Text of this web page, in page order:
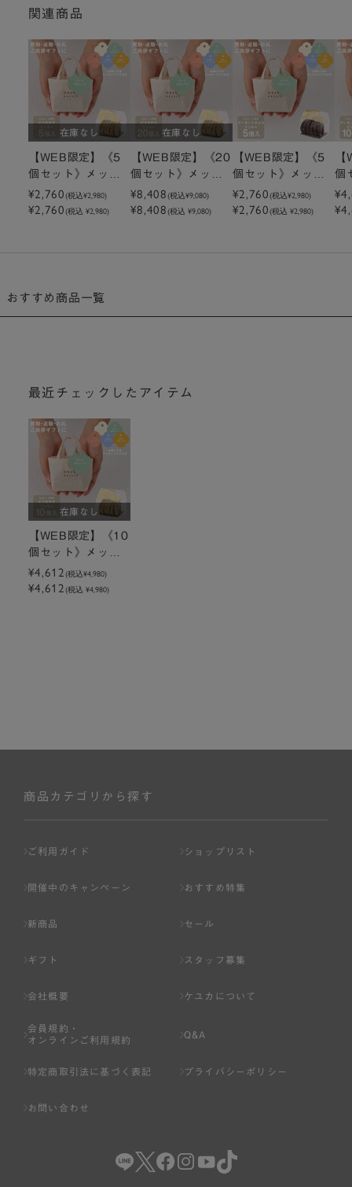
関連商品
在庫なし
【WEB限定】《5
個セット》メッセ
ージ付きミニトー
トクッキーピスタ
¥2,760(税込¥2,980)
¥2,760(税込 ¥2,980)
在庫なし
【WEB限定】《20
個セット》メッセ
ージ付きミニトー
トクッキーピスタ
¥8,408(税込¥9,080)
¥8,408(税込 ¥9,080)
【WEB限定】《5
個セット》メッセ
ージ付きミニトー
トクッキーアーモ
¥2,760(税込¥2,980)
¥2,760(税込 ¥2,980)
個
ー
ト
おすすめ商品一覧
最近チェックしたアイテム
在庫なし
【WEB限定】《10
個セット》メッセ
ージ付きミニトー
トクッキーピスタ
¥4,612(税込¥4,980)
¥4,612(税込 ¥4,980)
商品カテゴリから探す
ご利用ガイド ショップリスト
開催中のキャンペーン おすすめ特集
新商品 セール
ギフト スタッフ募集
会社概要 ケユカについて
会員規約・
オンラインご利用規約
Q&A
特定商取引法に基づく表記 プライバシーポリシー
お問い合わせ